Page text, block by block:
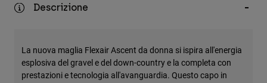
Accessori
Borse e zaini
Cappelli e Berretti
Descrizione
La nuova maglia Flexair Ascent da donna si ispira all'energia
esplosiva del gravel e del down-country e la completa con
prestazioni e tecnologia all'avanguardia. Questo capo in